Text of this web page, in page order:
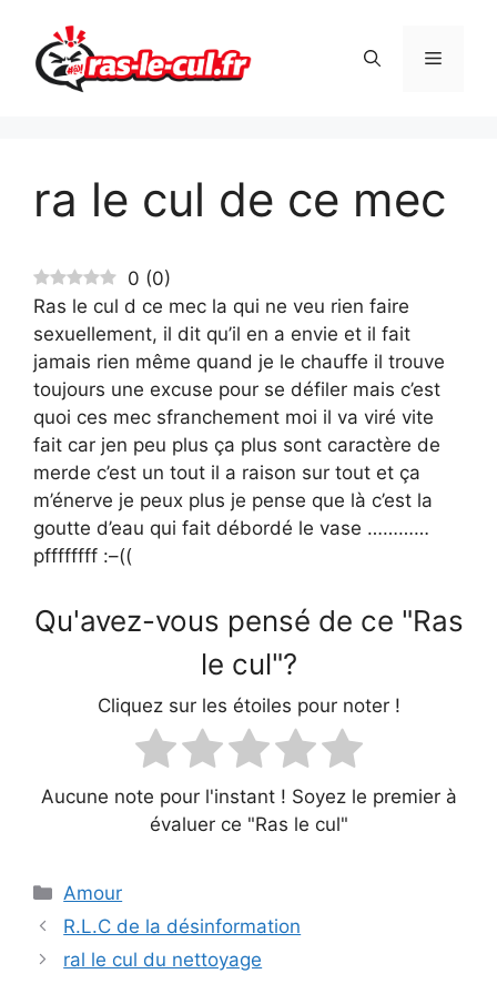
contenu
Menu
ra le cul de ce mec
0 (0)
Ras le cul d ce mec la qui ne veu rien faire
sexuellement, il dit qu’il en a envie et il fait
jamais rien même quand je le chauffe il trouve
toujours une excuse pour se défiler mais c’est
quoi ces mec sfranchement moi il va viré vite
fait car jen peu plus ça plus sont caractère de
merde c’est un tout il a raison sur tout et ça
m’énerve je peux plus je pense que là c’est la
goutte d’eau qui fait débordé le vase …………
pffffffff :–((
Qu'avez-vous pensé de ce "Ras
le cul"?
Cliquez sur les étoiles pour noter !
Aucune note pour l'instant ! Soyez le premier à
évaluer ce "Ras le cul"
Catégories
Amour
R.L.C de la désinformation
ral le cul du nettoyage